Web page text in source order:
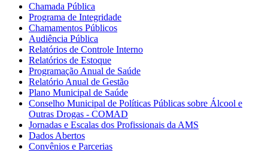
Chamada Pública
Programa de Integridade
Chamamentos Públicos
Audiência Pública
Relatórios de Controle Interno
Relatórios de Estoque
Programação Anual de Saúde
Relatório Anual de Gestão
Plano Municipal de Saúde
Conselho Municipal de Políticas Públicas sobre Álcool e
Outras Drogas - COMAD
Jornadas e Escalas dos Profissionais da AMS
Dados Abertos
Convênios e Parcerias